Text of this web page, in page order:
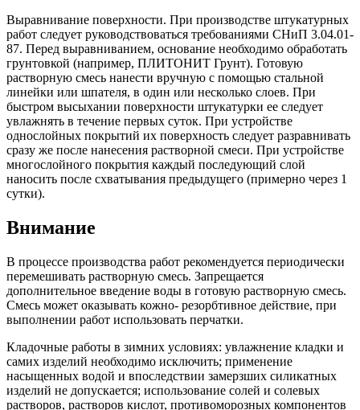
Выравнивание поверхности. При производстве штукатурных
работ следует руководствоваться требованиями СНиП 3.04.01-
87. Перед выравниванием, основание необходимо обработать
грунтовкой (например, ПЛИТОНИТ Грунт). Готовую
растворную смесь нанести вручную с помощью стальной
линейки или шпателя, в один или несколько слоев. При
быстром высыхании поверхности штукатурки ее следует
увлажнять в течение первых суток. При устройстве
однослойных покрытий их поверхность следует разравнивать
сразу же после нанесения растворной смеси. При устройстве
многослойного покрытия каждый последующий слой
наносить после схватывания предыдущего (примерно через 1
сутки).
Внимание
В процессе производства работ рекомендуется периодически
перемешивать растворную смесь. Запрещается
дополнительное введение воды в готовую растворную смесь.
Смесь может оказывать кожно- резорбтивное действие, при
выполнении работ использовать перчатки.
Кладочные работы в зимних условиях: увлажнение кладки и
самих изделий необходимо исключить; применение
насыщенных водой и впоследствии замерзших силикатных
изделий не допускается; использование солей и солевых
растворов, растворов кислот, противоморозных компонентов